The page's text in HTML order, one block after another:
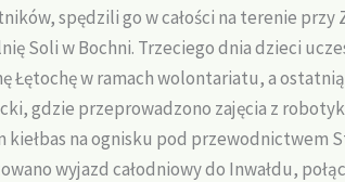
spędzili go w całości na terenie przy
Soli w Bochni. Trzeciego dnia dzieci
Łętochę w ramach wolontariatu, a
gdzie przeprowadzono zajęcia z
na ognisku pod przewodnictwem
wyjazd całodniowy do Inwałdu,